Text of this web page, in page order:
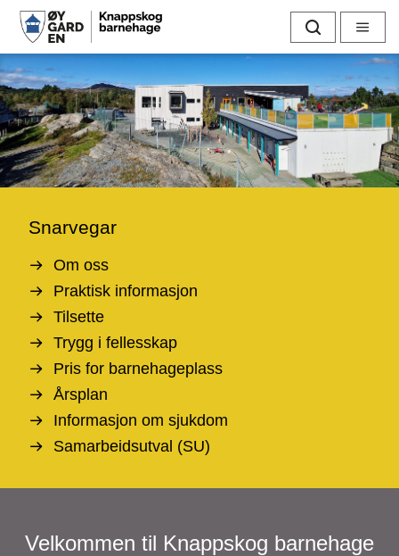
K
n
a
p
p
o
g
b
a
r
n
e
Søk Meny
Snarvegar
Om oss
Praktisk informasjon
Tilsette
Trygg i fellesskap
Pris for barnehageplass
Årsplan
Informasjon om sjukdom
Samarbeidsutval (SU)
Velkommen til Knappskog barnehage